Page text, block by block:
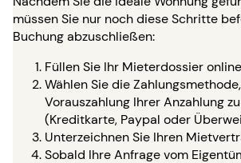
müssen Sie nur noch diese Schritte
Buchung abzuschließen:
Füllen Sie Ihr Mieterdossier
Wählen Sie die
Vorauszahlung Ihrer Anzahlung
(Kreditkarte, Paypal oder
Unterzeichnen Sie Ihren
Sobald Ihre Anfrage vom